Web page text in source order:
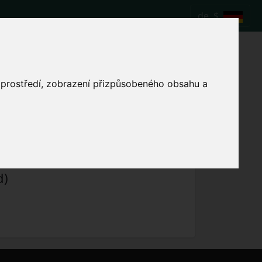
zobrazení přizpůsobeného obsahu a
de $